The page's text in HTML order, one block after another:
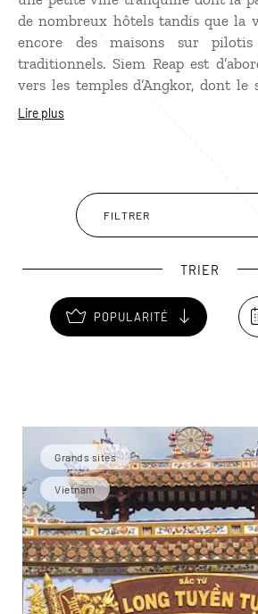
de nombreux hôtels tandis que la
encore des maisons sur
traditionnels. Siem Reap est
vers les temples d’Angkor, dont le
trouve à seulement quelques
de pêcheurs.
Lire plus
FILTRER
TRIER
POPULARITÉ
Grands sites
Vietnam